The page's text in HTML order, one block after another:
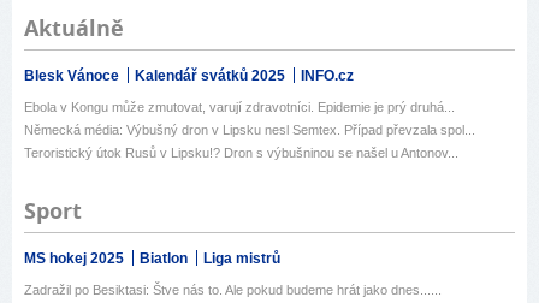
Aktuálně
Blesk Vánoce Kalendář svátků 2025 INFO.cz
Ebola v Kongu může zmutovat, varují zdravotníci. Epidemie je prý druhá...
Německá média: Výbušný dron v Lipsku nesl Semtex. Případ převzala spol...
Teroristický útok Rusů v Lipsku!? Dron s výbušninou se našel u Antonov...
Sport
MS hokej 2025 Biatlon Liga mistrů
Zadražil po Besiktasi: Štve nás to. Ale pokud budeme hrát jako dnes......